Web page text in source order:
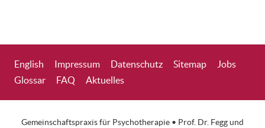
English Impressum Datenschutz Sitemap
Jobs
Glossar
FAQ Aktuelles
Gemeinschaftspraxis für Psychotherapie • Prof. Dr. Fegg und